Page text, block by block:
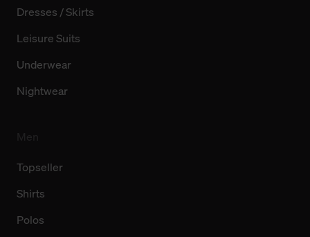
Dresses / Skirts
Leisure Suits
Underwear
Nightwear
Topseller
Shirts
Polos